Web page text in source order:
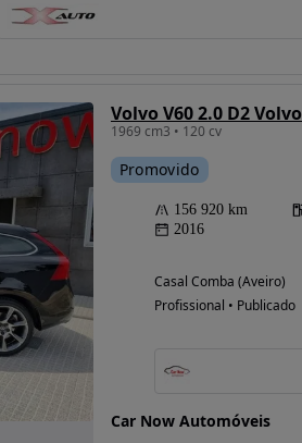
Volvo V60 2.0 D2
1969 cm3 • 120 cv
Promovido
156 920 km
2016
Casal Comba (Aveiro)
Profissional • Publicado
Car Now Automóveis